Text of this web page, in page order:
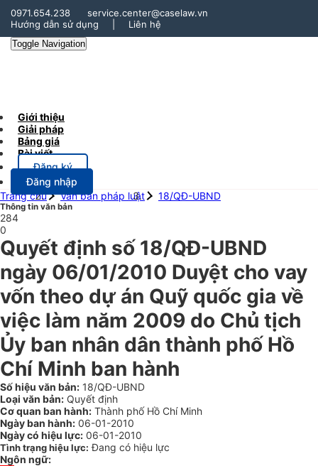
0971.654.238
service.center@caselaw.vn
Hướng dẫn sử dụng
Liên hệ
Toggle Navigation
Giới thiệu
Giải pháp
Bảng giá
Bài viết
Đăng ký
Đăng nhập
Trang chủ
Văn bản pháp luật 18/QĐ-UBND
Thông tin văn bản
284
0
Quyết định số 18/QĐ-UBND
ngày 06/01/2010 Duyệt cho vay
vốn theo dự án Quỹ quốc gia về
việc làm năm 2009 do Chủ tịch
Ủy ban nhân dân thành phố Hồ
Chí Minh ban hành
Số hiệu văn bản: 18/QĐ-UBND
Loại văn bản: Quyết định
Cơ quan ban hành: Thành phố Hồ Chí Minh
Ngày ban hành: 06-01-2010
Ngày có hiệu lực: 06-01-2010
Tình trạng hiệu lực: Đang có hiệu lực
Ngôn ngữ: